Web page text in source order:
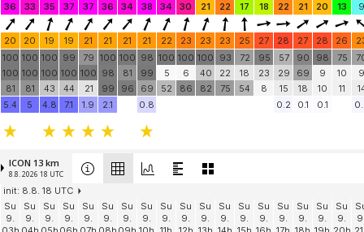
36
33 35 37 37 36 34 38 34 30 21 22 17 18 22 21 20 13 9
20 20 19 19 21 21 21 21 22 23 23 23 25 27 28 27 28 26
100
100
81
100
100
81
100
100
43
99
100
44
79
100
21
100
98
99
100
81
96
98
99
69
100
5
52
100
6
86
100
40
82
93
22
75
72
18
54
95
23
8
57
29
15
90
69
18
98
9
10
75
10
11
9
5.4
5 4.8 7.1 1.9 2.1 0.8 0.2 0.1 0.1
ICON 13 km
8.8. 2026 18 UTC
init: 8.8. 18 UTC
Su
9.
Su
9.
Su
9.
Su
9.
Su
9.
Su
9.
Su
9.
Su
9.
Su
9.
Su
9.
Su
9.
Su
9.
Su
9.
Su
9.
Su
9.
Su
9.
Su
9.
Su
9.